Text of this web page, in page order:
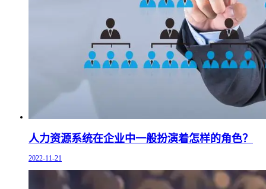
人力资源系统在企业中一般扮演着怎样的角色？
2022-11-21